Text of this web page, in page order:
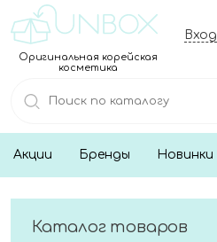
Оригинальная корейская
косметика
Вход
Акции Бренды Новинки
Каталог товаров